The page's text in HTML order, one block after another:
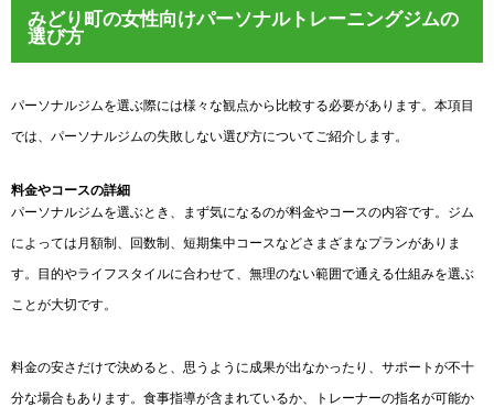
みどり町の女性向けパーソナルトレーニングジムの
選び方
パーソナルジムを選ぶ際には様々な観点から比較する必要があります。本項目
では、パーソナルジムの失敗しない選び方についてご紹介します。
料金やコースの詳細
パーソナルジムを選ぶとき、まず気になるのが料金やコースの内容です。ジム
によっては月額制、回数制、短期集中コースなどさまざまなプランがありま
す。目的やライフスタイルに合わせて、無理のない範囲で通える仕組みを選ぶ
ことが大切です。
料金の安さだけで決めると、思うように成果が出なかったり、サポートが不十
分な場合もあります。食事指導が含まれているか、トレーナーの指名が可能か